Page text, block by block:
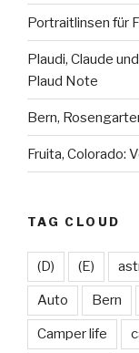
Portraitlinsen für
Plaudi, Claude
Plaud Note
Bern,
Fruita, Colorado:
TAG CLOUD
(D) (E)
Auto Bern
Camper life